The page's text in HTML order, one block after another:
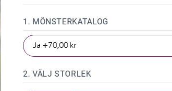
1. MÖNSTERKATALOG
2. VÄLJ STORLEK